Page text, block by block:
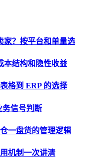
家？按平台和单量选
本结构和隐性收益
格到 ERP 的选择
务信号判断
一盘货的管理逻辑
机制一次讲清